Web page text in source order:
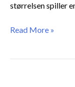
størrelsen spiller
Read More »